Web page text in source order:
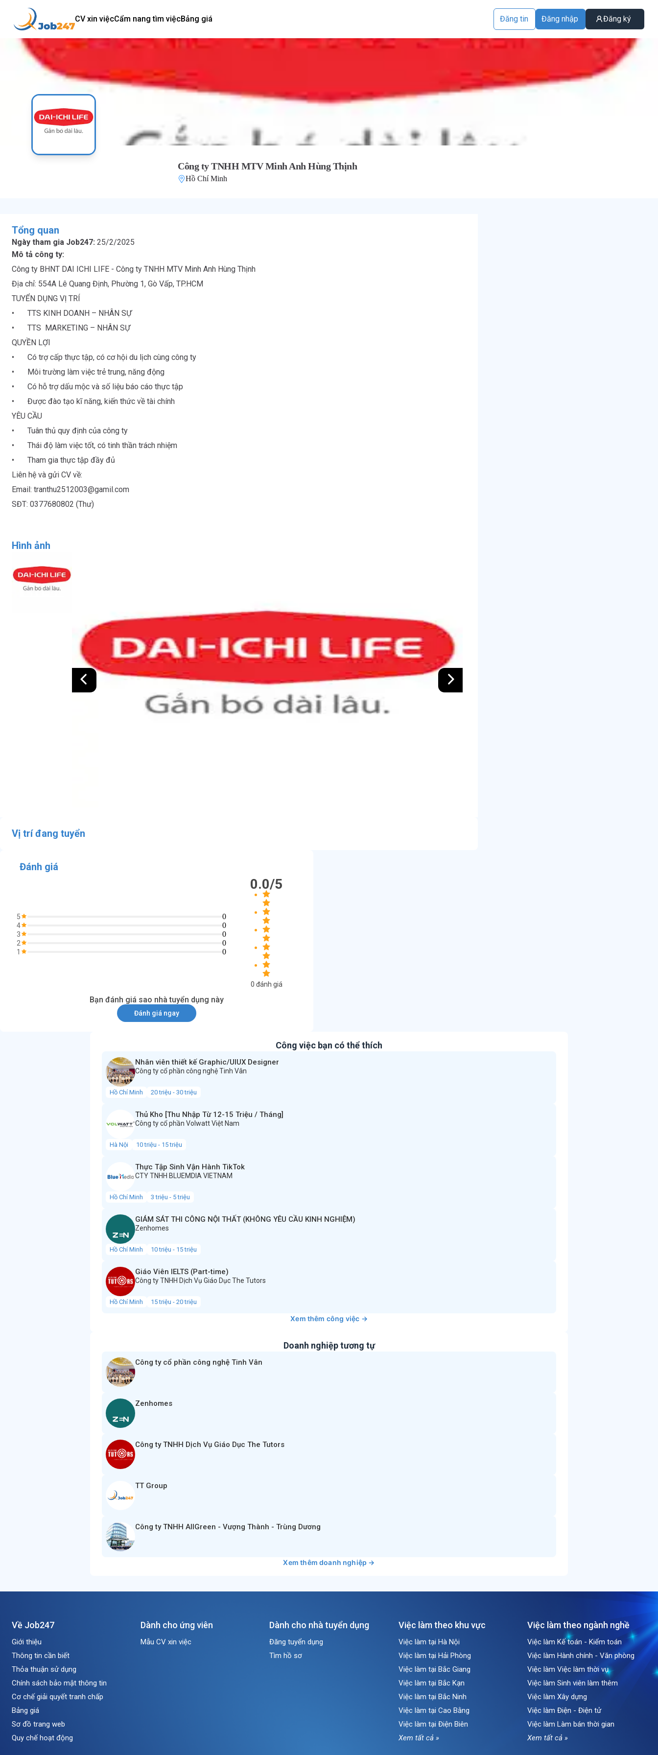
CV xin việcCẩm nang tìm việcBảng giá Đăng tin Đăng nhập Đăng ký
Công ty TNHH MTV Minh Anh Hùng Thịnh
Hồ Chí Minh
Tổng quan
Ngày tham gia Job247: 25/2/2025
Mô tả công ty:
Công ty BHNT DAI ICHI LIFE - Công ty TNHH MTV Minh Anh Hùng Thịnh
Địa chỉ: 554A Lê Quang Định, Phường 1, Gò Vấp, TP.HCM
TUYỂN DỤNG VỊ TRÍ
•	TTS KINH DOANH – NHÂN SỰ
•	TTS  MARKETING – NHÂN SỰ
QUYỀN LỢI
•	Có trợ cấp thực tập, có cơ hội du lịch cùng công ty
•	Môi trường làm việc trẻ trung, năng động
•	Có hỗ trợ dấu mộc và số liệu báo cáo thực tập
•	Được đào tạo kĩ năng, kiến thức về tài chính
YÊU CẦU
•	Tuân thủ quy định của công ty
•	Thái độ làm việc tốt, có tinh thần trách nhiệm
•	Tham gia thực tập đầy đủ
Liên hệ và gửi CV về:
Email: tranthu2512003@gamil.com
Hình ảnh
Vị trí đang tuyển
Đánh giá
5 0
4 0
3 0
2 0
1 0
0.0/5
0 đánh giá
Bạn đánh giá sao nhà tuyển dụng này
Đánh giá ngay
Công việc bạn có thể thích
Nhân viên thiết kế Graphic/UIUX Designer
Công ty cổ phần công nghệ Tinh Vân
Hồ Chí Minh 20 triệu - 30 triệu
Thủ Kho [Thu Nhập Từ 12-15 Triệu / Tháng]
Công ty cổ phần Volwatt Việt Nam
Hà Nội 10 triệu - 15 triệu
Thực Tập Sinh Vận Hành TikTok
CTY TNHH BLUEMDIA VIETNAM
Hồ Chí Minh 3 triệu - 5 triệu
GIÁM SÁT THI CÔNG NỘI THẤT (KHÔNG YÊU CẦU KINH NGHIỆM)
Zenhomes
Hồ Chí Minh 10 triệu - 15 triệu
Giáo Viên IELTS (Part-time)
Công ty TNHH Dịch Vụ Giáo Dục The Tutors
Hồ Chí Minh 15 triệu - 20 triệu
Xem thêm công việc →
Doanh nghiệp tương tự
Công ty cổ phần công nghệ Tinh Vân
Zenhomes
Công ty TNHH Dịch Vụ Giáo Dục The Tutors
TT Group
Công ty TNHH AllGreen - Vượng Thành - Trùng Dương
Xem thêm doanh nghiệp →
Về Job247
Giới thiệu
Thông tin cần biết
Thỏa thuận sử dụng
Chính sách bảo mật thông tin
Cơ chế giải quyết tranh chấp
Bảng giá
Sơ đồ trang web
Quy chế hoạt động
Dành cho ứng viên
Mẫu CV xin việc
Dành cho nhà tuyển dụng
Đăng tuyển dụng
Tìm hồ sơ
Việc làm theo khu vực
Việc làm tại Hà Nội
Việc làm tại Hải Phòng
Việc làm tại Bắc Giang
Việc làm tại Bắc Kạn
Việc làm tại Bắc Ninh
Việc làm tại Cao Bằng
Việc làm tại Điện Biên
Xem tất cả »
Việc làm theo ngành nghề
Việc làm Kế toán - Kiểm toán
Việc làm Hành chính - Văn phòng
Việc làm Việc làm thời vụ
Việc làm Sinh viên làm thêm
Việc làm Xây dựng
Việc làm Điện - Điện tử
Việc làm Làm bán thời gian
Xem tất cả »